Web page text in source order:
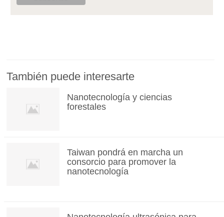
También puede interesarte
Nanotecnología y ciencias
forestales
Taiwan pondrá en marcha un
consorcio para promover la
nanotecnología